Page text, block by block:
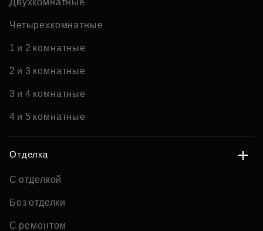
Двухкомнатные
Четырехкомнатные
1 и 2 комнатные
2 и 3 комнатные
3 и 4 комнатные
4 и 5 комнатные
Отделка
С отделкой
Без отделки
С ремонтом